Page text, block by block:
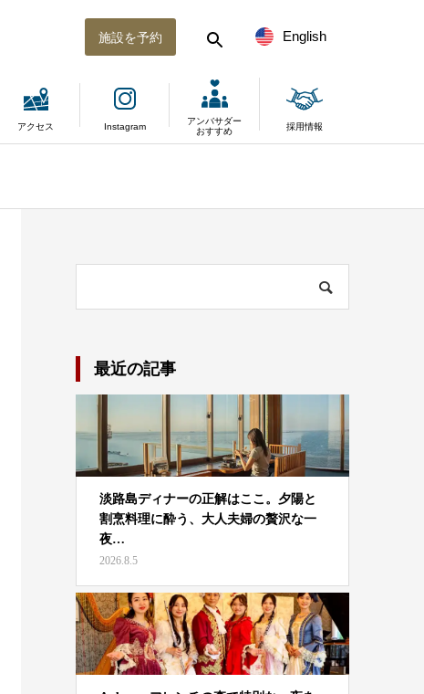
English
施設を予約
アクセス Instagram
アンバサダー
おすすめ
採用情報
最近の記事
淡路島ディナーの正解はここ。夕陽と
割烹料理に酔う、大人夫婦の贅沢な一
夜…
2026.8.5